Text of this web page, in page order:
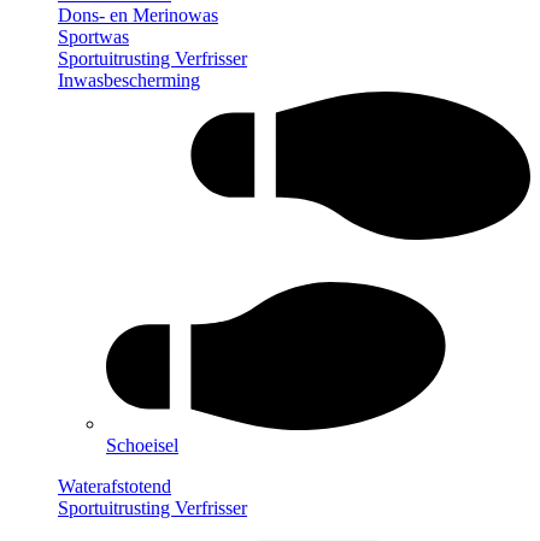
Dons- en Merinowas
Sportwas
Sportuitrusting Verfrisser
Inwasbescherming
Schoeisel
Waterafstotend
Sportuitrusting Verfrisser